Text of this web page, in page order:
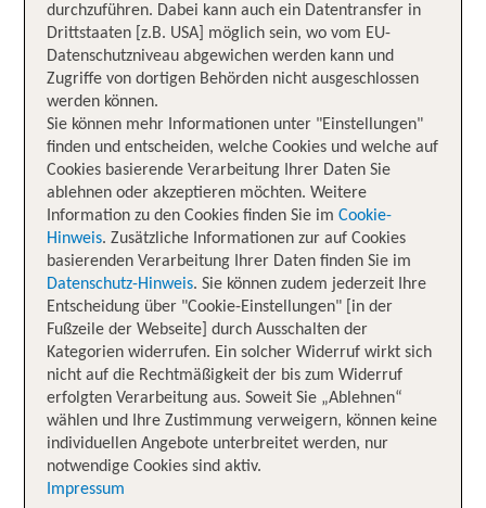
durchzuführen. Dabei kann auch ein Datentransfer in
Drittstaaten [z.B. USA] möglich sein, wo vom EU-
Datenschutzniveau abgewichen werden kann und
Zugriffe von dortigen Behörden nicht ausgeschlossen
werden können.
Sie können mehr Informationen unter "Einstellungen"
finden und entscheiden, welche Cookies und welche auf
Cookies basierende Verarbeitung Ihrer Daten Sie
ablehnen oder akzeptieren möchten. Weitere
Information zu den Cookies finden Sie im Cookie-
Hinweis. Zusätzliche Informationen zur auf Cookies
basierenden Verarbeitung Ihrer Daten finden Sie im
Datenschutz-Hinweis. Sie können zudem jederzeit Ihre
Entscheidung über "Cookie-Einstellungen" [in der
Fußzeile der Webseite] durch Ausschalten der
Kategorien widerrufen. Ein solcher Widerruf wirkt sich
nicht auf die Rechtmäßigkeit der bis zum Widerruf
erfolgten Verarbeitung aus. Soweit Sie „Ablehnen“
wählen und Ihre Zustimmung verweigern, können keine
individuellen Angebote unterbreitet werden, nur
notwendige Cookies sind aktiv.
Impressum